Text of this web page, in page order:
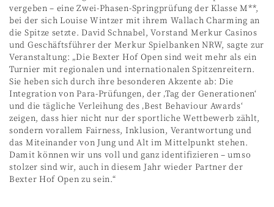
vergeben – eine Zwei-Phasen-Springprüfung der Klasse M**,
bei der sich Louise Wintzer mit ihrem Wallach Charming an
die Spitze setzte. David Schnabel, Vorstand Merkur Casinos
und Geschäftsführer der Merkur Spielbanken NRW, sagte zur
Veranstaltung: „Die Bexter Hof Open sind weit mehr als ein
Turnier mit regionalen und internationalen Spitzenreitern.
Sie heben sich durch ihre besonderen Akzente ab: Die
Integration von Para-Prüfungen, der ‚Tag der Generationen‘
und die tägliche Verleihung des ‚Best Behaviour Awards‘
zeigen, dass hier nicht nur der sportliche Wettbewerb zählt,
sondern vorallem Fairness, Inklusion, Verantwortung und
das Miteinander von Jung und Alt im Mittelpunkt stehen.
Damit können wir uns voll und ganz identifizieren – umso
stolzer sind wir, auch in diesem Jahr wieder Partner der
Bexter Hof Open zu sein.“